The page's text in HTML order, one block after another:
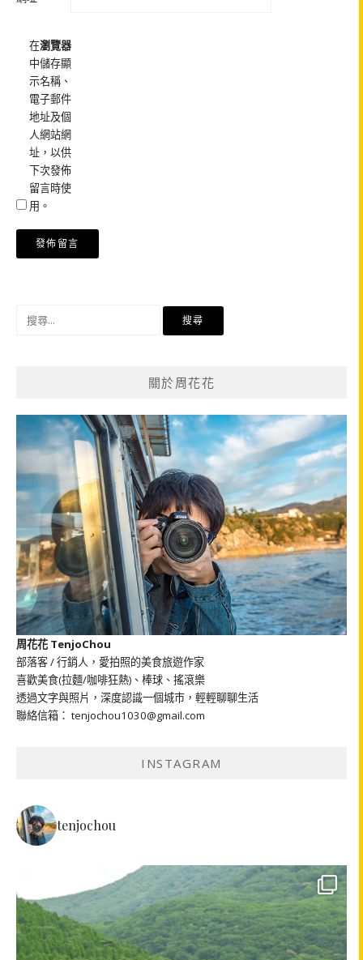
在瀏覽器
中儲存顯
示名稱、
電子郵件
地址及個
人網站網
址，以供
下次發佈
留言時使
用。
關於周花花
周花花 TenjoChou
部落客 / 行銷人，愛拍照的美食旅遊作家
喜歡美食(拉麵/咖啡狂熱)、棒球、搖滾樂
透過文字與照片，深度認識一個城市，輕輕聊聊生活
聯絡信箱： tenjochou1030@gmail.com
INSTAGRAM
tenjochou